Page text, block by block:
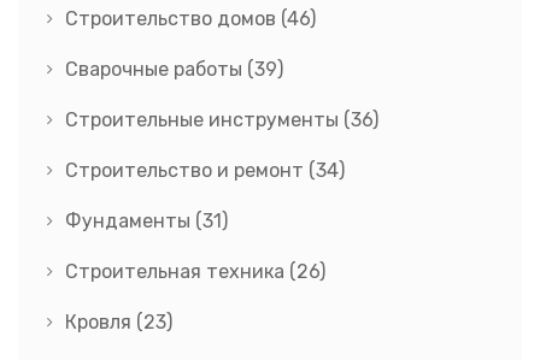
Строительство домов (46)
Сварочные работы (39)
Строительные инструменты (36)
Строительство и ремонт (34)
Фундаменты (31)
Строительная техника (26)
Кровля (23)